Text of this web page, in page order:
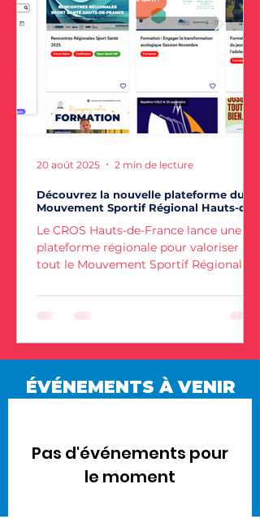
Découvrez la nouvelle plateforme du
Mouvement Sportif Régional Hauts-de-
Le CROS Hauts-de-France lance une
plateforme régionale pour valoriser
tout le Mouvement Sportif Régional.
services… un outil au service de tous.
20 août 2025 2 min de lecture
ÉVÉNEMENTS À VENIR
Pas d'événements pour
le moment